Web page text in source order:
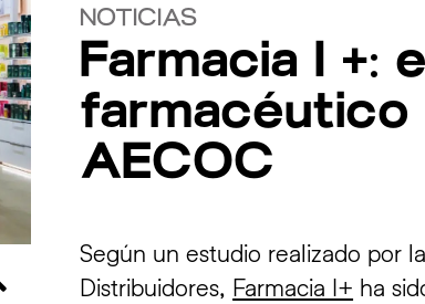
NOTICIAS
Farmacia I +:
farmacéutico
AECOC
Según un estudio realizado por
Distribuidores, Farmacia I+ ha